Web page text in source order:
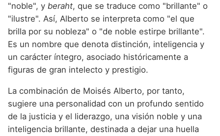
"noble", y beraht, que se traduce como "brillante" o
"ilustre". Así, Alberto se interpreta como "el que
brilla por su nobleza" o "de noble estirpe brillante".
Es un nombre que denota distinción, inteligencia y
un carácter íntegro, asociado históricamente a
figuras de gran intelecto y prestigio.
La combinación de Moisés Alberto, por tanto,
sugiere una personalidad con un profundo sentido
de la justicia y el liderazgo, una visión noble y una
inteligencia brillante, destinada a dejar una huella